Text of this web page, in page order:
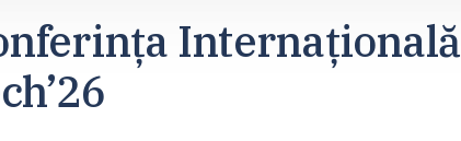
Internațională